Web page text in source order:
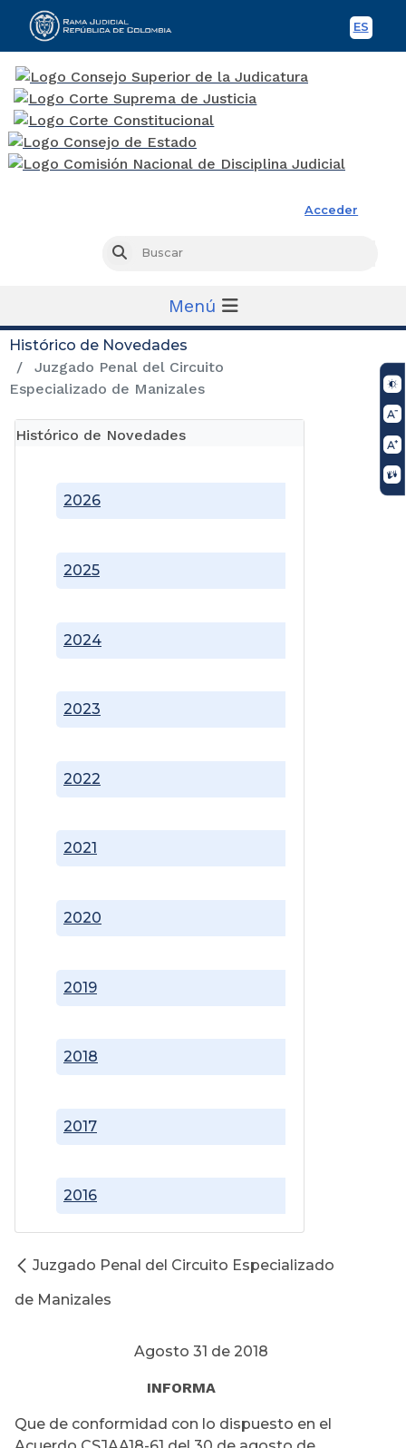
ES
Acceder
Buscar
Menú
Histórico de Novedades
Juzgado Penal del Circuito
Especializado de Manizales
Histórico de Novedades
2016
2017
2018
2019
2020
2021
2022
2023
2024
2025
2026
Juzgado Penal del Circuito Especializado
de Manizales
Agosto 31 de 2018
INFORMA
Que de conformidad con lo dispuesto en el